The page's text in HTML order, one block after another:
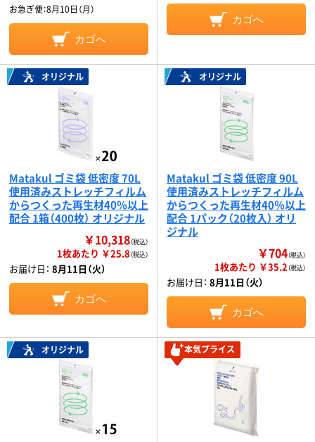
お急ぎ便：8月10日（月）
カゴへ
カゴへ
オリジナル
Matakul ゴミ袋 低密度 70L
使用済みストレッチフィルム
からつくった再生材40％以上
配合 1箱（400枚） オリジナル
￥10,318（税込）
1枚あたり ￥25.8（税込）
お届け日： 8月11日（火）
カゴへ
オリジナル
Matakul ゴミ袋 低密度 90L
使用済みストレッチフィルム
からつくった再生材40％以上
配合 1パック（20枚入） オリ
ジナル
￥704（税込）
1枚あたり ￥35.2（税込）
お届け日： 8月11日（火）
カゴへ
オリジナル 本気プライス